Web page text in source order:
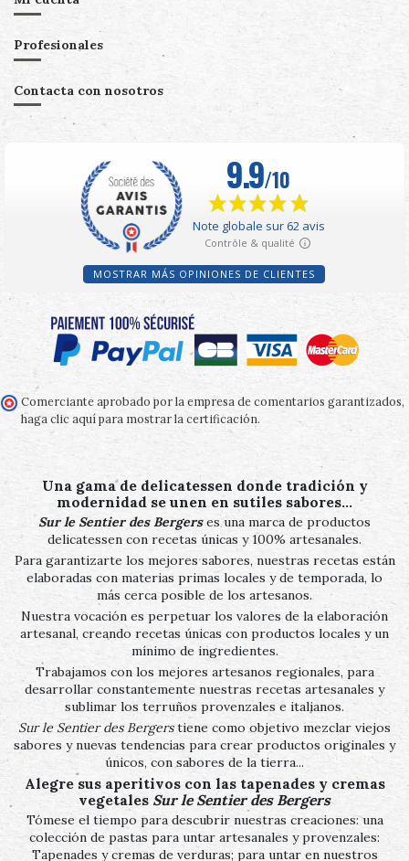
Profesionales
Contacta con nosotros
MOSTRAR MÁS OPINIONES DE CLIENTES
Comerciante aprobado por la empresa de comentarios garantizados,
haga clic aquí para mostrar la certificación.
Una gama de delicatessen donde tradición y
modernidad se unen en sutiles sabores…
Sur le Sentier des Bergerses una marca de productos
delicatessen con recetas únicas y 100% artesanales.
Para garantizarte los mejores sabores, nuestras recetas están
elaboradas con materias primas locales y de temporada, lo
más cerca posible de los artesanos.
Nuestra vocación es perpetuar los valores de la elaboración
artesanal, creando recetas únicas con productos locales y un
mínimo de ingredientes.
Trabajamos con los mejores artesanos regionales, para
desarrollar constantemente nuestras recetas artesanales y
sublimar los terruños provenzales e italianos.
Sur le Sentier des Bergerstiene como objetivo mezclar viejos
sabores y nuevas tendencias para crear productos originales y
únicos, con sabores de la tierra...
Alegre sus aperitivos con las tapenades y cremas
vegetales Sur le Sentier des Bergers
Tómese el tiempo para descubrir nuestras creaciones: una
colección de pastas para untar artesanales y provenzales:
Tapenades y cremas de verduras; para untar en nuestros